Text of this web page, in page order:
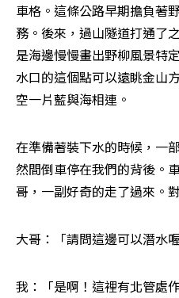
車格。這條公路早期擔負著
務。後來，過山隧道打通了
是海邊慢慢畫出野柳風景特
水口的這個點可以遠眺金山
空一片藍與海相連。
在準備著裝下水的時候，一
然間倒車停在我們的背後。
哥，一副好奇的走了過來
大哥：「請問這邊可以潛水喔
我：「是啊！這裡有北管處